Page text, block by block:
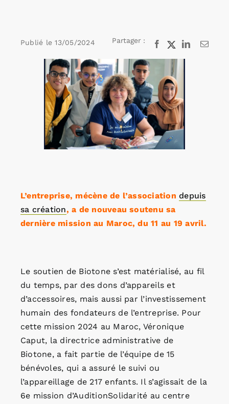
Annonces emploi
Publié le 13/05/2024 Partager : Facebook
X LinkedInEmail
l'image
agrandie
L’entreprise, mécène de l’association depuis
sa création, a de nouveau soutenu sa
dernière mission au Maroc, du 11 au 19 avril.
Le soutien de Biotone s’est matérialisé, au fil
du temps, par des dons d’appareils et
d’accessoires, mais aussi par l’investissement
humain des fondateurs de l’entreprise. Pour
cette mission 2024 au Maroc, Véronique
Caput, la directrice administrative de
Biotone, a fait partie de l’équipe de 15
bénévoles, qui a assuré le suivi ou
l’appareillage de 217 enfants. Il s’agissait de la
6e mission d’AuditionSolidarité au centre